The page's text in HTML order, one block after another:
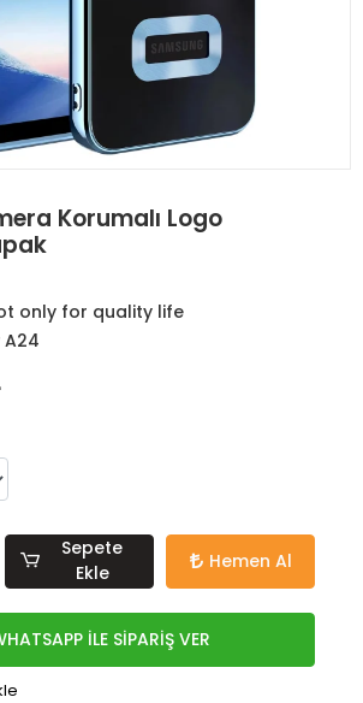
Korumalı Logo
only for quality life
A24
Sepete
Ekle
Hemen Al
İLE SİPARİŞ VER